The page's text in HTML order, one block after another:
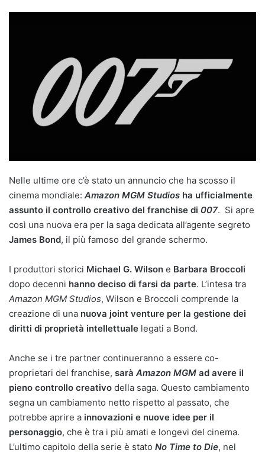
Nelle ultime ore c’è stato un annuncio che ha scosso il
cinema mondiale: Amazon MGM Studios ha ufficialmente
assunto il controllo creativo del franchise di 007. Si apre
così una nuova era per la saga dedicata all’agente segreto
James Bond, il più famoso del grande schermo.
I produttori storici Michael G. Wilson e Barbara Broccoli
dopo decenni hanno deciso di farsi da parte. L’intesa tra
Amazon MGM Studios, Wilson e Broccoli comprende la
creazione di una nuova joint venture per la gestione dei
diritti di proprietà intellettuale legati a Bond.
Anche se i tre partner continueranno a essere co-
proprietari del franchise, sarà Amazon MGM ad avere il
pieno controllo creativo della saga. Questo cambiamento
segna un cambiamento netto rispetto al passato, che
potrebbe aprire a innovazioni e nuove idee per il
personaggio, che è tra i più amati e longevi del cinema.
L’ultimo capitolo della serie è stato No Time to Die, nel